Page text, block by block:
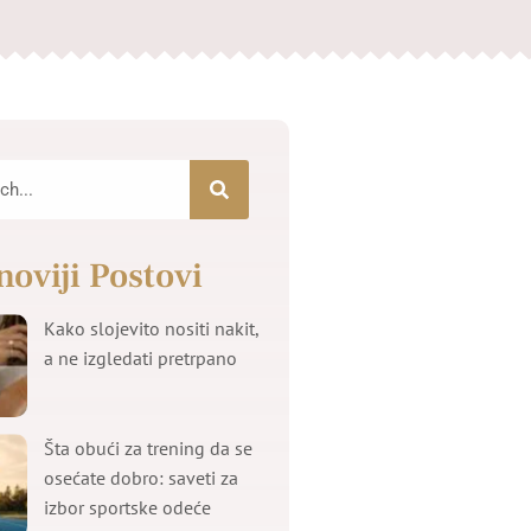
Postovi
Kako slojevito nositi nakit,
a ne izgledati pretrpano
Šta obući za trening da se
osećate dobro: saveti za
izbor sportske odeće